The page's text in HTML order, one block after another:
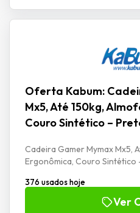
Oferta Kabum:
Mx5, Até 150kg,
Couro Sintético –
Cadeira Gamer Mymax Mx5,
Ergonômica, Couro Sintético
376 usados hoje
Ver